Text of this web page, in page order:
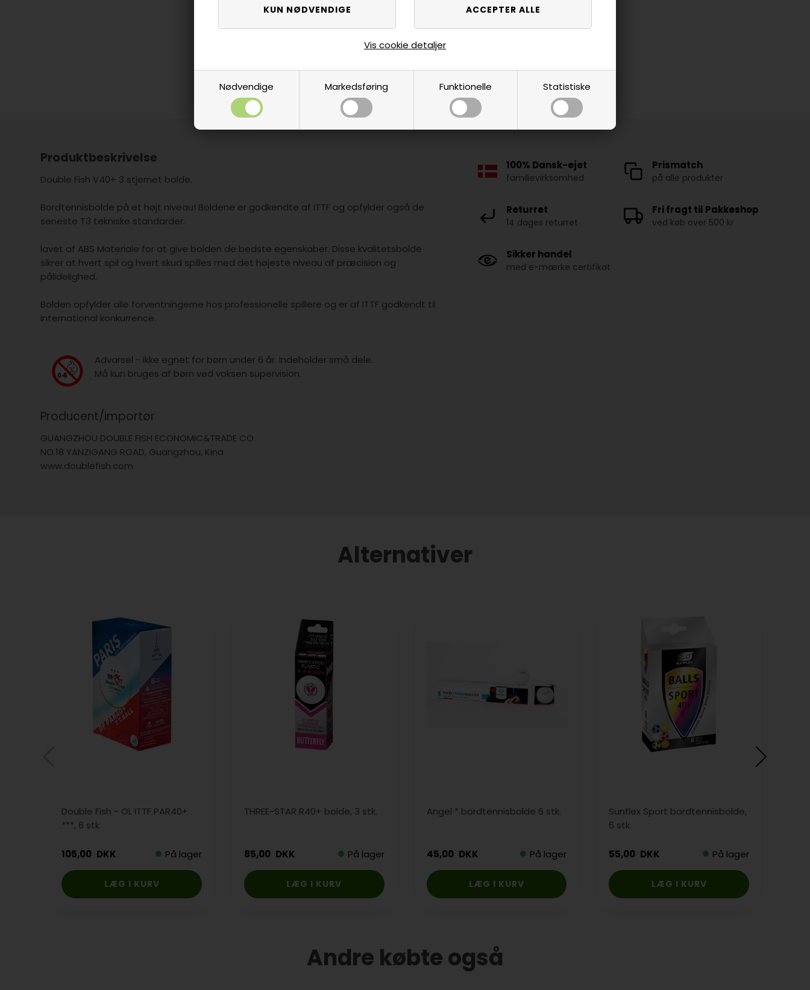
Nødvendige Markedsføring Funktionelle Statistiske
Vis cookie detaljer
Produktbeskrivelse
Double Fish V40+ 3 stjernet bolde.
Bordtennisbolde på et højt niveau! Boldene er godkendte af ITTF og opfylder også de
seneste T3 tekniske standarder.
lavet af ABS Materiale for at give bolden de bedste egenskaber. Disse kvalitetsbolde
sikrer at hvert spil og hvert skud spilles med det højeste niveau af præcision og
pålidelighed.
Bolden opfylder alle forventningerne hos professionelle spillere og er af ITTF godkendt til
international konkurrence.
Advarsel - ikke egnet for børn under 6 år. Indeholder små dele.
Må kun bruges af børn ved voksen supervision.
Producent/importør
GUANGZHOU DOUBLE FISH ECONOMIC&TRADE CO.
NO.18 YANZIGANG ROAD, Guangzhou, Kina
www.doublefish.com
100% Dansk-ejet
familievirksomhed
Prismatch
på alle produkter
Returret
14 dages returret
Fri fragt til Pakkeshop
ved køb over 500 kr
Sikker handel
med e-mærke certifikat
Alternativer
Double Fish - OL ITTF PAR40+
***, 6 stk
105,00 DKK På lager
THREE-STAR R40+ bolde, 3 stk.
85,00 DKK På lager
Angel * bordtennisbolde 6 stk.
45,00 DKK På lager
Sunflex Sport bordtennisbolde,
6 stk.
55,00 DKK På lager
Andre købte også